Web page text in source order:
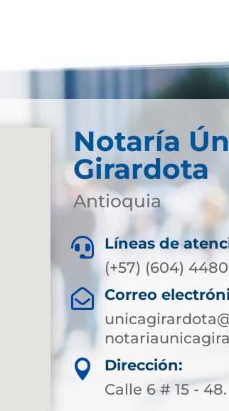
Notaría
Girardota
Antioquia

Líneas de
(+57) (604)

Correo

Dirección:
Calle 6 # 15 -